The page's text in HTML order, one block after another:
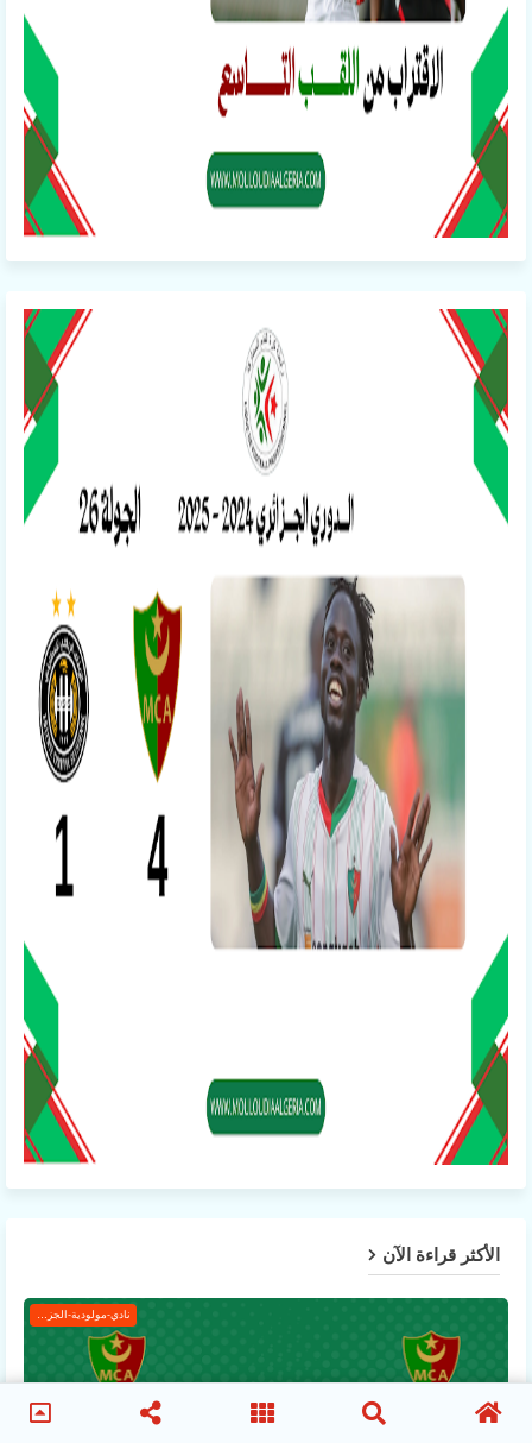
الأكثر قراءة الآن
نادي-مولودية-الجزائر